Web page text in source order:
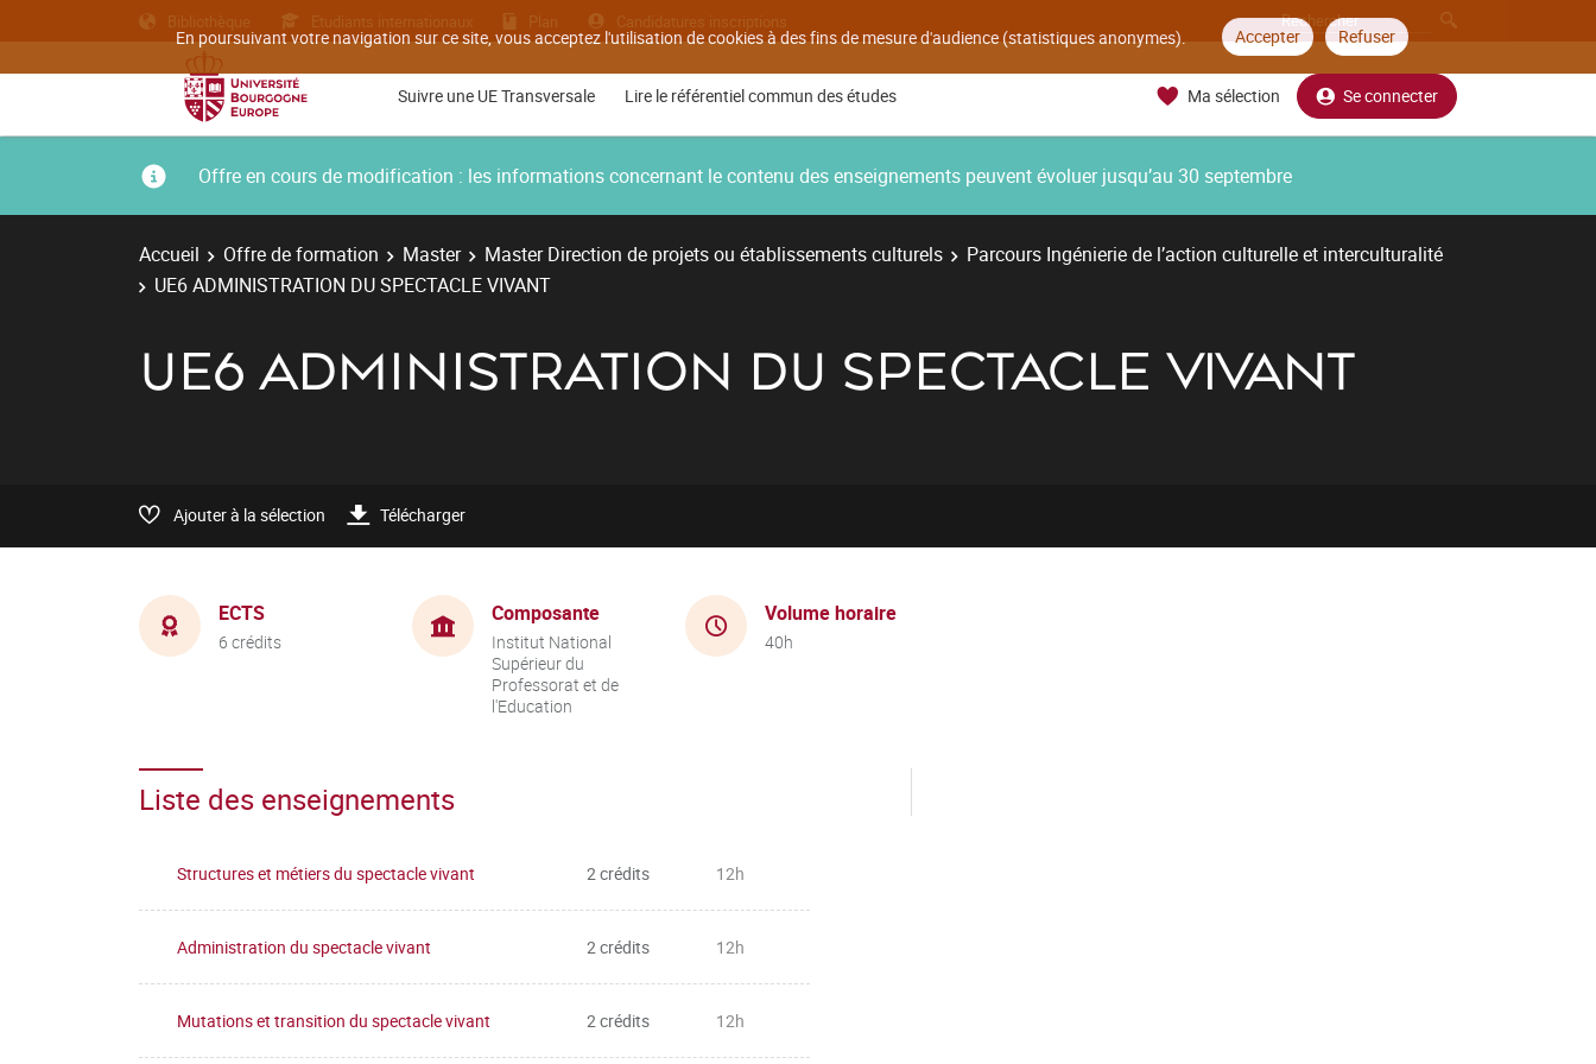
En poursuivant votre navigation sur ce site, vous acceptez l'utilisation de cookies à des fins de mesure d'audience (statistiques anonymes). Accepter Refuser
Bibliothèque Etudiants internationaux Plan Candidatures inscriptions
Suivre une UE Transversale Lire le référentiel commun des études Ma sélection Se connecter
Offre en cours de modification : les informations concernant le contenu des enseignements peuvent évoluer jusqu’au 30 septembre
Accueil Offre de formation Master Master Direction de projets ou établissements culturels
Parcours Ingénierie de l’action culturelle et interculturalité
UE6 ADMINISTRATION DU SPECTACLE VIVANT
UE6 ADMINISTRATION DU SPECTACLE VIVANT
Ajouter à la sélection Télécharger
ECTS
6 crédits
Composante
Institut National
Supérieur du
Professorat et de
l'Education
Volume horaire
40h
Liste des enseignements
Structures et métiers du spectacle vivant 2 crédits 12h
Administration du spectacle vivant 2 crédits 12h
Mutations et transition du spectacle vivant 2 crédits 12h